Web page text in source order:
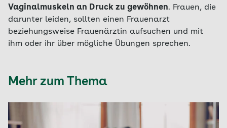
Vaginalmuskeln an Druck zu gewöhnen. Frauen, die
darunter leiden, sollten einen Frauenarzt
beziehungsweise Frauenärztin aufsuchen und mit
ihm oder ihr über mögliche Übungen sprechen.
Mehr zum Thema